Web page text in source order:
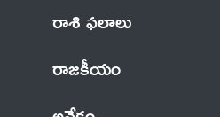
రాశి ఫలాలు
రాజకీయం